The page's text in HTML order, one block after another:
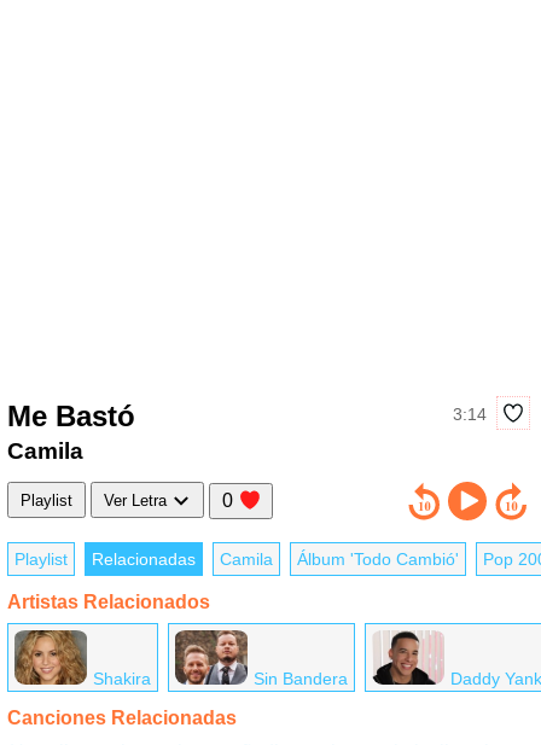
Me Bastó 3:14
Camila
Playlist Ver Letra 0
Playlist Relacionadas Camila Álbum 'Todo Cambió' Pop
Artistas Relacionados
Shakira Sin Bandera Daddy
Canciones Relacionadas